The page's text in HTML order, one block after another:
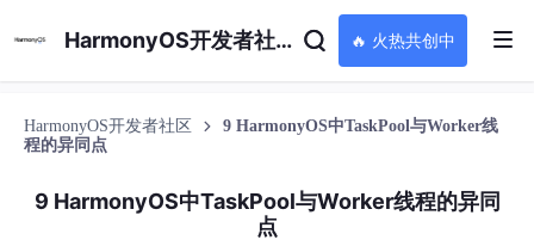
HarmonyOS开发者社区 🔥 火热共创中
HarmonyOS开发者社区
9 HarmonyOS中TaskPool与Worker线
程的异同点
9 HarmonyOS中TaskPool与Worker线程的异同
点